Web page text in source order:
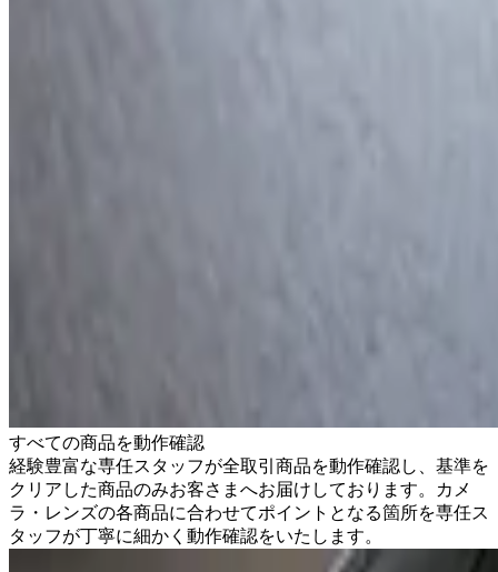
すべての商品を動作確認
経験豊富な専任スタッフが全取引商品を動作確認し、基準を
クリアした商品のみお客さまへお届けしております。カメ
ラ・レンズの各商品に合わせてポイントとなる箇所を専任ス
タッフが丁寧に細かく動作確認をいたします。